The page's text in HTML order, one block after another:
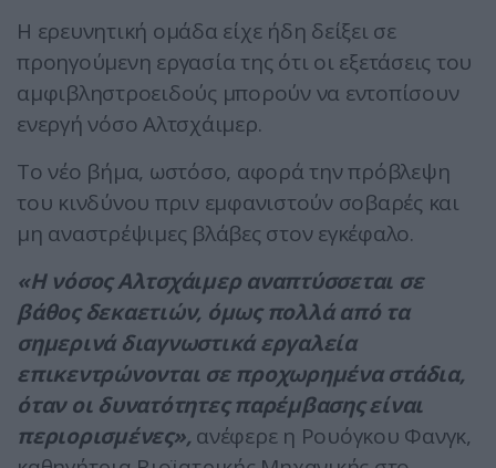
Η ερευνητική ομάδα είχε ήδη δείξει σε
προηγούμενη εργασία της ότι οι εξετάσεις του
αμφιβληστροειδούς μπορούν να εντοπίσουν
ενεργή νόσο Αλτσχάιμερ.
Το νέο βήμα, ωστόσο, αφορά την πρόβλεψη
του κινδύνου πριν εμφανιστούν σοβαρές και
μη αναστρέψιμες βλάβες στον εγκέφαλο.
«Η νόσος Αλτσχάιμερ αναπτύσσεται σε
βάθος δεκαετιών, όμως πολλά από τα
σημερινά διαγνωστικά εργαλεία
επικεντρώνονται σε προχωρημένα στάδια,
όταν οι δυνατότητες παρέμβασης είναι
περιορισμένες», ανέφερε η Ρουόγκου Φανγκ,